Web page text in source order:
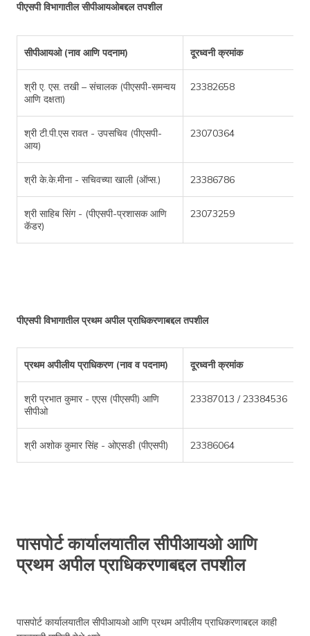
पीएसपी विभागातील सीपीआयओबद्दल तपशील
सीपीआयओ (नाव आणि पदनाम) दूरध्वनी क्रमांक
श्री ए. एस. तखी – संचालक (पीएसपी-समन्वय
आणि दक्षता)
23382658
श्री टी.पी.एस रावत - उपसचिव (पीएसपी-
आय)
23070364
श्री के.के.मीना - सचिवच्या खाली (ऑप्स.) 23386786
श्री साहिब सिंग - (पीएसपी-प्रशासक आणि
कॅडर)
23073259
पीएसपी विभागातील प्रथम अपील प्राधिकरणाबद्दल तपशील
प्रथम अपीलीय प्राधिकरण (नाव व पदनाम) दूरध्वनी क्रमांक
श्री प्रभात कुमार - एएस (पीएसपी) आणि
सीपीओ
23387013 / 23384536
श्री अशोक कुमार सिंह - ओएसडी (पीएसपी) 23386064
पासपोर्ट कार्यालयातील सीपीआयओ आणि
प्रथम अपील प्राधिकरणाबद्दल तपशील
पासपोर्ट कार्यालयातील सीपीआयओ आणि प्रथम अपीलीय प्राधिकरणाबद्दल काही